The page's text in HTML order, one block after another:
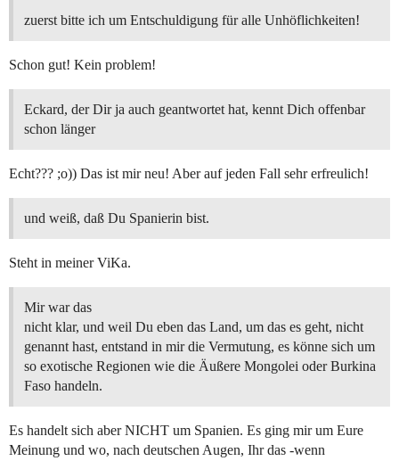
zuerst bitte ich um Entschuldigung für alle Unhöflichkeiten!
Schon gut! Kein problem!
Eckard, der Dir ja auch geantwortet hat, kennt Dich offenbar
schon länger
Echt??? ;o)) Das ist mir neu! Aber auf jeden Fall sehr erfreulich!
und weiß, daß Du Spanierin bist.
Steht in meiner ViKa.
Mir war das
nicht klar, und weil Du eben das Land, um das es geht, nicht
genannt hast, entstand in mir die Vermutung, es könne sich um
so exotische Regionen wie die Äußere Mongolei oder Burkina
Faso handeln.
Es handelt sich aber NICHT um Spanien. Es ging mir um Eure
Meinung und wo, nach deutschen Augen, Ihr das -wenn